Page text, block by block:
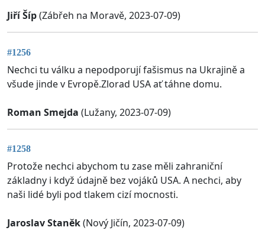
Jiří Šíp(Zábřeh na Moravě, 2023-07-09)
#1256
Nechci tu válku a nepodporují fašismus na Ukrajině a
všude jinde v Evropě.Zlorad USA ať táhne domu.
Roman Smejda (Lužany, 2023-07-09)
#1258
Protože nechci abychom tu zase měli zahraniční
základny i když údajně bez vojáků USA. A nechci, aby
naši lidé byli pod tlakem cizí mocnosti.
Jaroslav Staněk(Nový Jičín, 2023-07-09)